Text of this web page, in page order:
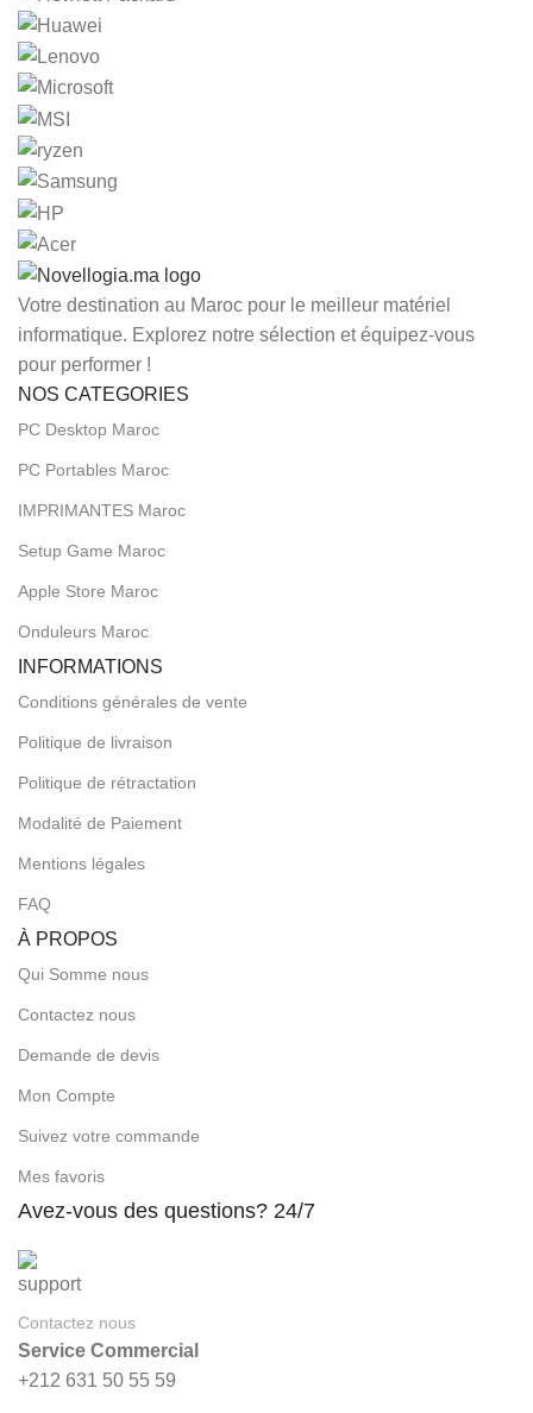
Votre destination au Maroc pour le meilleur matériel
informatique. Explorez notre sélection et équipez-vous
pour performer !
NOS CATEGORIES
PC Desktop Maroc
PC Portables Maroc
IMPRIMANTES Maroc
Setup Game Maroc
Apple Store Maroc
Onduleurs Maroc
INFORMATIONS
Conditions générales de vente
Politique de livraison
Politique de rétractation
Modalité de Paiement
Mentions légales
FAQ
À PROPOS
Qui Somme nous
Contactez nous
Demande de devis
Mon Compte
Suivez votre commande
Mes favoris
Avez-vous des questions? 24/7
Contactez nous
Service Commercial
+212 631 50 55 59